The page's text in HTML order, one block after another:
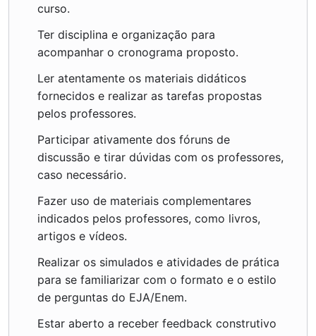
curso.
Ter disciplina e organização para
acompanhar o cronograma proposto.
Ler atentamente os materiais didáticos
fornecidos e realizar as tarefas propostas
pelos professores.
Participar ativamente dos fóruns de
discussão e tirar dúvidas com os professores,
caso necessário.
Fazer uso de materiais complementares
indicados pelos professores, como livros,
artigos e vídeos.
Realizar os simulados e atividades de prática
para se familiarizar com o formato e o estilo
de perguntas do EJA/Enem.
Estar aberto a receber feedback construtivo